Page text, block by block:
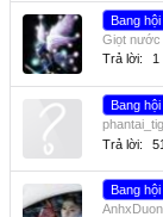
Bang hội
Giọt nước
Trả lời:
1
Bang hội
Trả lời: 51
Bang hội